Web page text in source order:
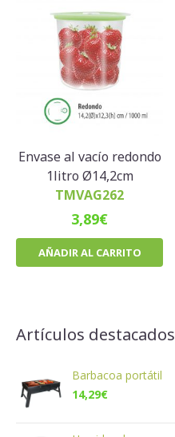
Envase al vacío redondo
1litro Ø14,2cm
TMVAG262
3,89€
AÑADIR AL CARRITO
Artículos destacados
Barbacoa portátil
14,29€